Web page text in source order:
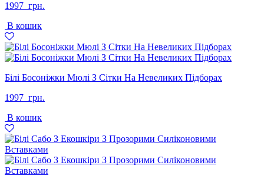
1997 грн.
В кошик
Білі Босоніжки Мюлі З Сітки На Невеликих Підборах
1997 грн.
В кошик